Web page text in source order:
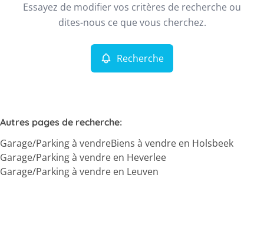
Garage/Parking Remove
Max. budget
Recherche Trier par
Essayez de modifier vos critères de recherche ou
dites-nous ce que vous cherchez.
Recherche
Autres pages de recherche:
Garage/Parking à vendreBiens à vendre en Holsbeek
Garage/Parking à vendre en Heverlee
Garage/Parking à vendre en Leuven